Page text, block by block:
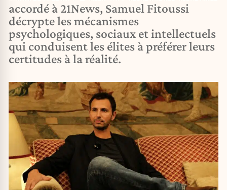
accordé à 21News, Samuel Fitoussi
décrypte les mécanismes
psychologiques, sociaux et intellectuels
qui conduisent les élites à préférer leurs
certitudes à la réalité.